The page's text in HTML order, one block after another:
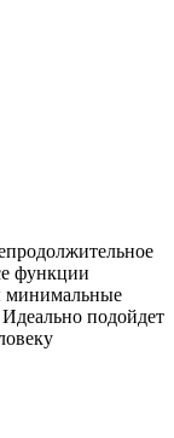
функции
минимальные
подойдет